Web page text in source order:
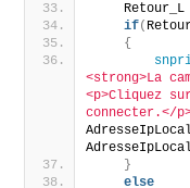
Retour_L
if(
{
<strong>La
<p>Cliquez
connecter.</
}
else